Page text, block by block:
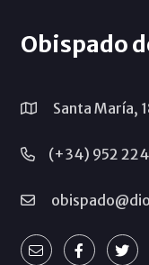
Obispado
Santa María,
(+34) 952